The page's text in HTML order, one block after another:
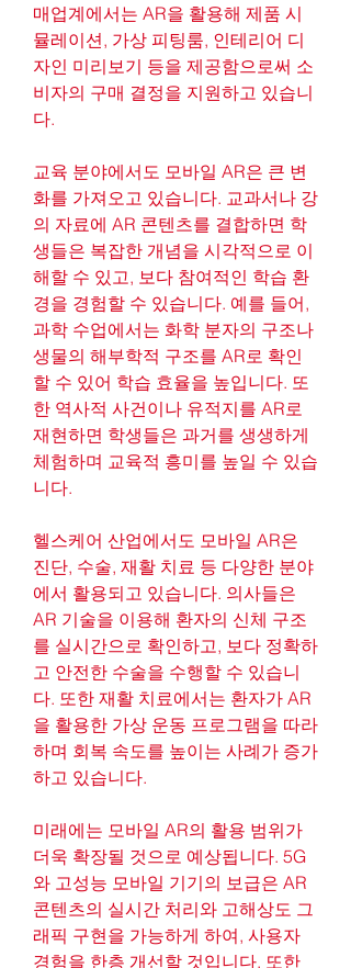
매업계에서는 AR을 활용해 제품 시
뮬레이션, 가상 피팅룸, 인테리어 디
자인 미리보기 등을 제공함으로써 소
비자의 구매 결정을 지원하고 있습니
다.
교육 분야에서도 모바일 AR은 큰 변
화를 가져오고 있습니다. 교과서나 강
의 자료에 AR 콘텐츠를 결합하면 학
생들은 복잡한 개념을 시각적으로 이
해할 수 있고, 보다 참여적인 학습 환
경을 경험할 수 있습니다. 예를 들어,
과학 수업에서는 화학 분자의 구조나
생물의 해부학적 구조를 AR로 확인
할 수 있어 학습 효율을 높입니다. 또
한 역사적 사건이나 유적지를 AR로
재현하면 학생들은 과거를 생생하게
체험하며 교육적 흥미를 높일 수 있습
니다.
헬스케어 산업에서도 모바일 AR은
진단, 수술, 재활 치료 등 다양한 분야
에서 활용되고 있습니다. 의사들은
AR 기술을 이용해 환자의 신체 구조
를 실시간으로 확인하고, 보다 정확하
고 안전한 수술을 수행할 수 있습니
다. 또한 재활 치료에서는 환자가 AR
을 활용한 가상 운동 프로그램을 따라
하며 회복 속도를 높이는 사례가 증가
하고 있습니다.
미래에는 모바일 AR의 활용 범위가
더욱 확장될 것으로 예상됩니다. 5G
와 고성능 모바일 기기의 보급은 AR
콘텐츠의 실시간 처리와 고해상도 그
래픽 구현을 가능하게 하여, 사용자
경험을 한층 개선할 것입니다. 또한